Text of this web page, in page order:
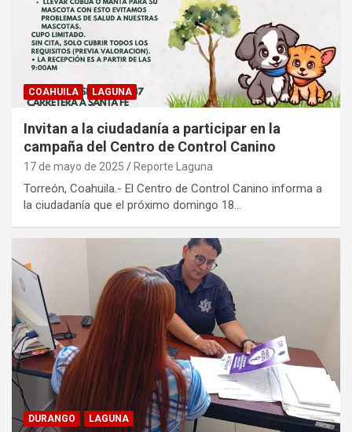
COAHUILA LAGUNA
Invitan a la ciudadanía a participar en la
campaña del Centro de Control Canino
17 de mayo de 2025 Reporte Laguna
Torreón, Coahuila.- El Centro de Control Canino informa a
la ciudadanía que el próximo domingo 18…
DURANGO LAGUNA